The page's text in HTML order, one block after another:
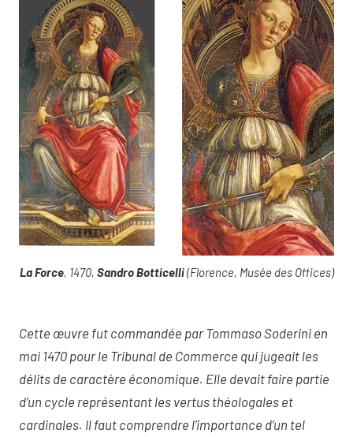
La Force, 1470, Sandro Botticelli(Florence, Musée des Offices)
Cette œuvre fut commandée par Tommaso Soderini en
mai 1470 pour le Tribunal de Commerce qui jugeait les
délits de caractère économique. Elle devait faire partie
d’un cycle représentant les vertus théologales et
cardinales. Il faut comprendre l’importance d’un tel